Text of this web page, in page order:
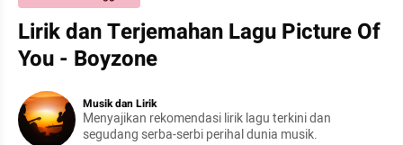
Lirik dan Terjemahan Lagu Picture Of
You - Boyzone
Musik dan Lirik
Menyajikan rekomendasi lirik lagu terkini dan
segudang serba-serbi perihal dunia musik.